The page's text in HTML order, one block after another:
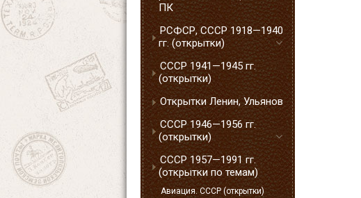
ПК
РСФСР, СССР 1918—1940
гг. (открытки)
СССР 1941—1945 гг.
(открытки)
Открытки Ленин, Ульянов
СССР 1946—1956 гг.
(открытки)
СССР 1957—1991 гг.
(открытки по темам)
Авиация. СССР (открытки)